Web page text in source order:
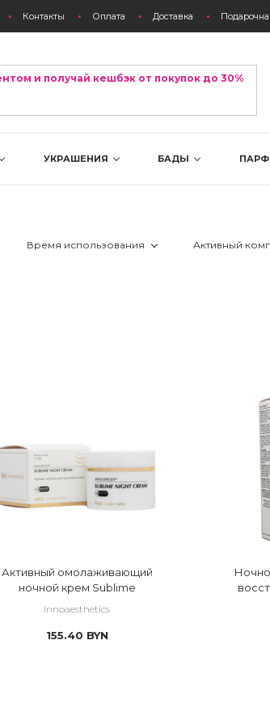
Контакты Оплата Доставка
и получай кешбэк от покупок до 30%
УКРАШЕНИЯ БАДЫ
Время использования Активный
Активный омолаживающий
ночной крем Sublime
Innoaesthetics
155.40 BYN